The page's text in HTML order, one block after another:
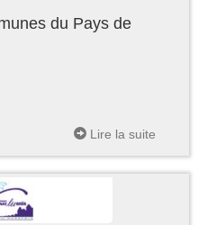
du Pays de
Lire la suite